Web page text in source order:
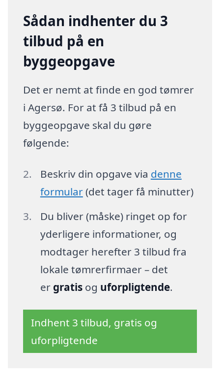
Sådan indhenter du 3
tilbud på en
byggeopgave
Det er nemt at finde en god tømrer
i Agersø. For at få 3 tilbud på en
byggeopgave skal du gøre
følgende:
Beskriv din opgave via denne
formular(det tager få minutter)
Du bliver (måske) ringet op for
yderligere informationer, og
modtager herefter 3 tilbud fra
lokale tømrerfirmaer – det
er gratisog uforpligtende.
Indhent 3 tilbud, gratis og
uforpligtende